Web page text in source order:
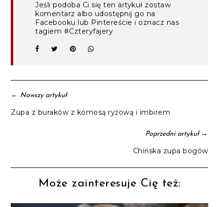
Jeśli podoba Ci się ten artykuł zostaw
komentarz albo udostępnij go na
Facebooku lub Pintereście i oznacz nas
tagiem #Czteryfajery
← Nowszy artykuł
Zupa z buraków z komosą ryżową i imbirem
Poprzedni artykuł→
Chińska zupa bogów
Może zainteresuje Cię też: